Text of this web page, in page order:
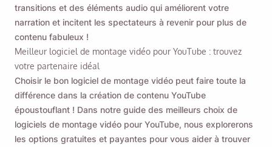
transitions et des éléments audio qui améliorent votre
narration et incitent les spectateurs à revenir pour plus de
contenu fabuleux !
Meilleur logiciel de montage vidéo pour YouTube : trouvez
votre partenaire idéal
Choisir le bon logiciel de montage vidéo peut faire toute la
différence dans la création de contenu YouTube
époustouflant ! Dans notre guide des meilleurs choix de
logiciels de montage vidéo pour YouTube, nous explorerons
les options gratuites et payantes pour vous aider à trouver